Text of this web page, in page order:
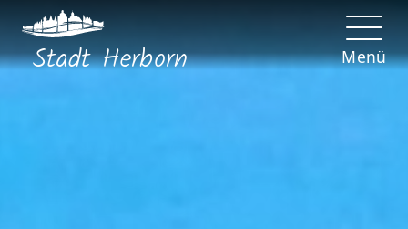
StadtHerborn Menü